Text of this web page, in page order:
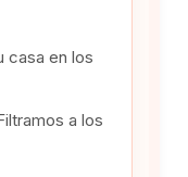
casa en los
a los